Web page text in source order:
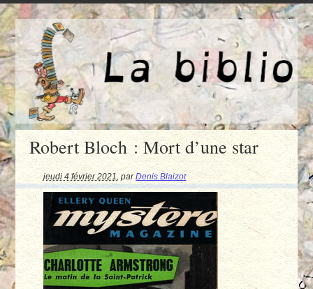
Robert Bloch : Mort d’une star
jeudi 4 février 2021,parDenis Blaizot